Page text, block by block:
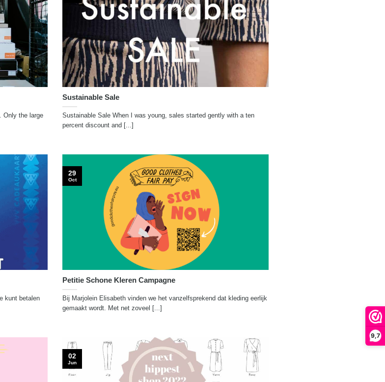
9,7
Only the large
Sustainable Sale
Sustainable Sale When I was young, sales started gently with a ten
percent discount and [...]
kunt betalen
Petitie Schone Kleren Campagne
Bij Marjolein Elisabeth vinden we het vanzelfsprekend dat kleding eerlijk
gemaakt wordt. Met net zoveel [...]
29
Oct
02
Jun